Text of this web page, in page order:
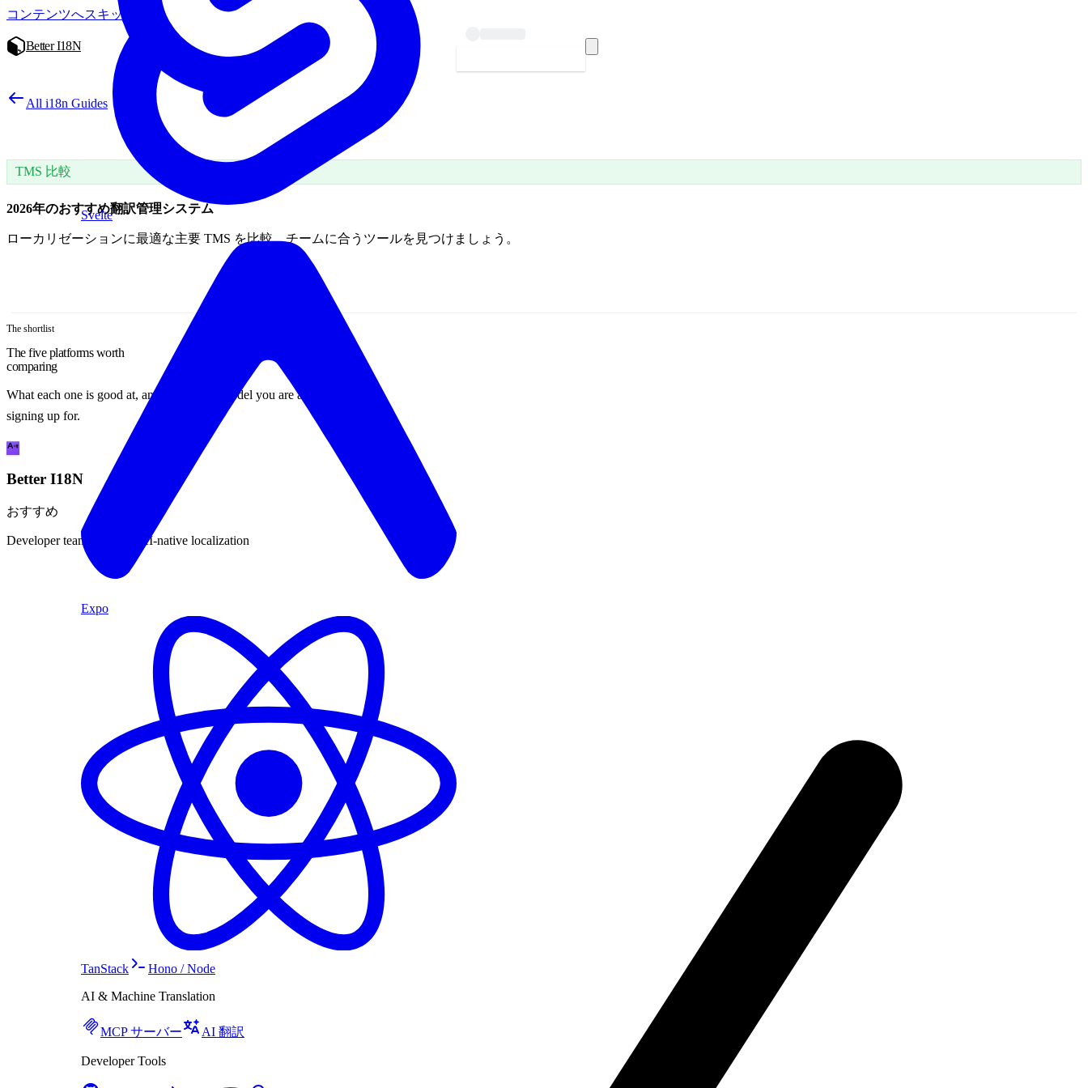
コンテンツへスキップ
Better I18N
Svelte
Expo
TanStack
Hono / Node
AI & Machine Translation
MCP サーバー AI 翻訳
Developer Tools
All i18n Guides
TMS 比較
2026年のおすすめ翻訳管理システム
ローカリゼーションに最適な主要 TMS を比較。チームに合うツールを見つけましょう。
The shortlist
The five platforms worth
comparing
What each one is good at, and the pricing model you are actually
signing up for.
Better I18N
おすすめ
Developer teams wanting AI-native localization